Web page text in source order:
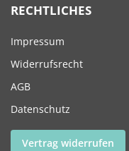
RECHTLICHES
Impressum
Widerrufsrecht
AGB
Datenschutz
Vertrag widerrufen